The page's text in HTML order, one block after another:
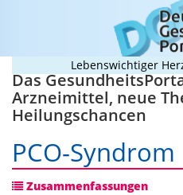
Lebenswichtiger Herz-
Das
Arzneimittel, neue
Heilungschancen
PCO-Syndrom
Zusammenfassungen